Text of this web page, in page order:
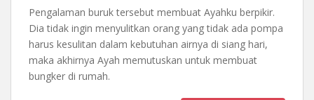
Pengalaman buruk tersebut membuat Ayahku berpikir.
Dia tidak ingin menyulitkan orang yang tidak ada pompa
harus kesulitan dalam kebutuhan airnya di siang hari,
maka akhirnya Ayah memutuskan untuk membuat
bungker di rumah.